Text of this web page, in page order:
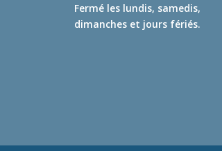
Fermé les lundis, samedis,
dimanches et jours fériés.